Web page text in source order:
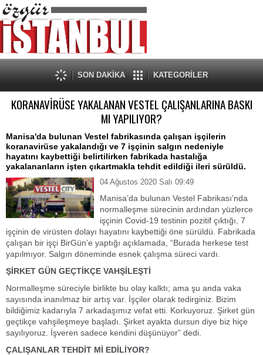
SON DAKİKA KATEGORİLER
KORANAVİRÜSE YAKALANAN VESTEL ÇALIŞANLARINA BASKI
MI YAPILIYOR?
Manisa'da bulunan Vestel fabrikasında çalışan işçilerin
koranavirüse yakalandığı ve 7 işçinin salgın nedeniyle
hayatını kaybettiği belirtilirken fabrikada hastalığa
yakalananların işten çıkartmakla tehdit edildiği ileri sürüldü.
04 Ağustos 2020 Salı 09:49
Manisa’da bulunan Vestel Fabrikası’nda
normalleşme sürecinin ardından yüzlerce
işçinin Covid-19 testinin pozitif çıktığı, 7
işçinin de virüsten dolayı hayatını kaybettiği öne sürüldü. Fabrikada
çalışan bir işçi BirGün’e yaptığı açıklamada, “Burada herkese test
yapılmıyor. Salgın döneminde esnek çalışma süreci vardı.
ŞİRKET GÜN GEÇTİKÇE VAHŞİLEŞTİ
Normalleşme süreciyle birlikte bu olay kalktı; ama şu anda vaka
sayısında inanılmaz bir artış var. İşçiler olarak tedirginiz. Bizim
bildiğimiz kadarıyla 7 arkadaşımız vefat etti. Korkuyoruz. Şirket gün
geçtikçe vahşileşmeye başladı. Şirket ayakta dursun diye biz hiçe
sayılıyoruz. İşveren sadece kendini düşünüyor” dedi.
ÇALIŞANLAR TEHDİT Mİ EDİLİYOR?